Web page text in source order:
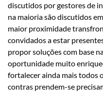
discutidos por gestores de
na maioria são discutidos
maior proximidade
convidados a estar
propor soluções com base
oportunidade muito
fortalecer ainda mais todos
contras prendem-se